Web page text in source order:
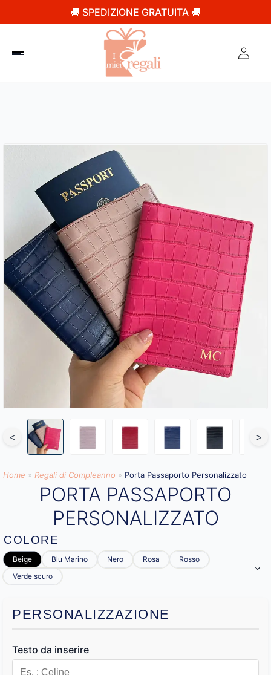
🚚 SPEDIZIONE GRATUITA 🚚
< >
Home » Regali di Compleanno » Porta Passaporto Personalizzato
PORTA PASSAPORTO
PERSONALIZZATO
COLORE
Beige Blu Marino Nero Rosa
Rosso
Verde scuro
PERSONALIZZAZIONE
Testo da inserire